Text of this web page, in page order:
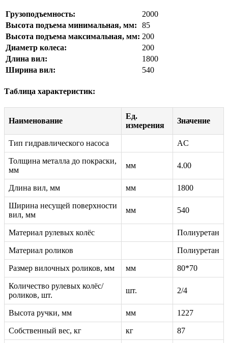
Грузоподъемность:
2000
Высота подъема минимальная, мм:
85
Высота подъема максимальная, мм: 200
Диаметр колеса:
200
Длина вил:
1800
Ширина вил:
540
Таблица характеристик:
Наименование
Ед.
измерения
Значение
Тип гидравлического насоса AC
Толщина металла до покраски,
мм
мм 4.00
Длина вил, мм мм 1800
Ширина несущей поверхности
вил, мм
мм 540
Материал рулевых колёс Полиуретан
Материал роликов Полиуретан
Размер вилочных роликов, мм мм 80*70
Количество рулевых колёс/
роликов, шт.
шт. 2/4
Высота ручки, мм мм 1227
Собственный вес, кг кг 87